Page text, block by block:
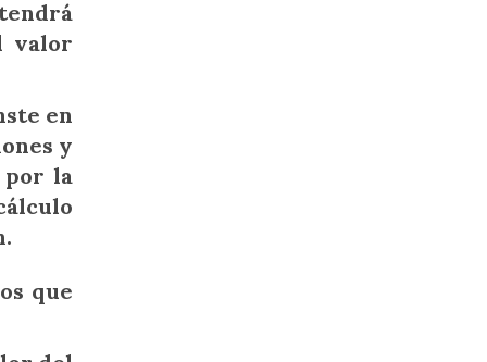
valor
en
y
por la
que